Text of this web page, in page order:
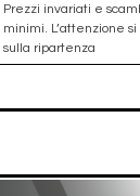
Prezzi invariati e
minimi. L’attenzione si
sulla ripartenza